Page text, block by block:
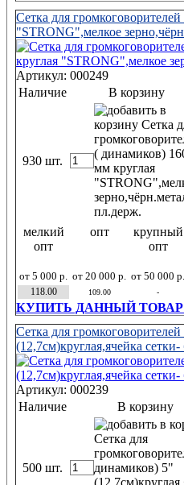
Сетка для
"STRONG",мелкое
Артикул: 000249
Наличие
В корзину
930 шт.
мелкий
опт
от 5 000 р.
опт
от 20 000 р.
крупный
опт
от 50 000 р.
118.00
109.00 -
КУПИТЬ ДАННЫЙ ТОВАР
Сетка для
(12,7см)круглая,ячейка
Артикул: 000239
Наличие
В корзину
500 шт.